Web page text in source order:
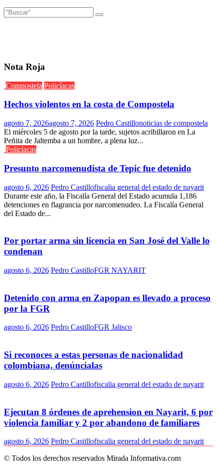
Nota Roja
Compostela Policíacas
Hechos violentos en la costa de Compostela
agosto 7, 2026agosto 7, 2026 Pedro Castillonoticias de compostela
El miércoles 5 de agosto por la tarde, sujetos acribillaron en La
Peñita de Jaltemba a un hombre, a plena luz...
Policíacas
Presunto narcomenudista de Tepic fue detenido
agosto 6, 2026 Pedro Castillofiscalia general del estado de nayarit
Durante este año, la Fiscalía General del Estado acumula 1,186
detenciones en flagrancia por narcomenudeo. La Fiscalía General
del Estado de...
Por portar arma sin licencia en San José del Valle lo
condenan
agosto 6, 2026 Pedro CastilloFGR NAYARIT
Detenido con arma en Zapopan es llevado a proceso
por la FGR
agosto 6, 2026 Pedro CastilloFGR Jalisco
Si reconoces a estas personas de nacionalidad
colombiana, denúncialas
agosto 6, 2026 Pedro Castillofiscalia general del estado de nayarit
Ejecutan 8 órdenes de aprehension en Nayarit, 6 por
violencia familiar y 2 por abandono de familiares
agosto 6, 2026 Pedro Castillofiscalia general del estado de nayarit
© Todos los derechos reservados Mirada Informativa.com